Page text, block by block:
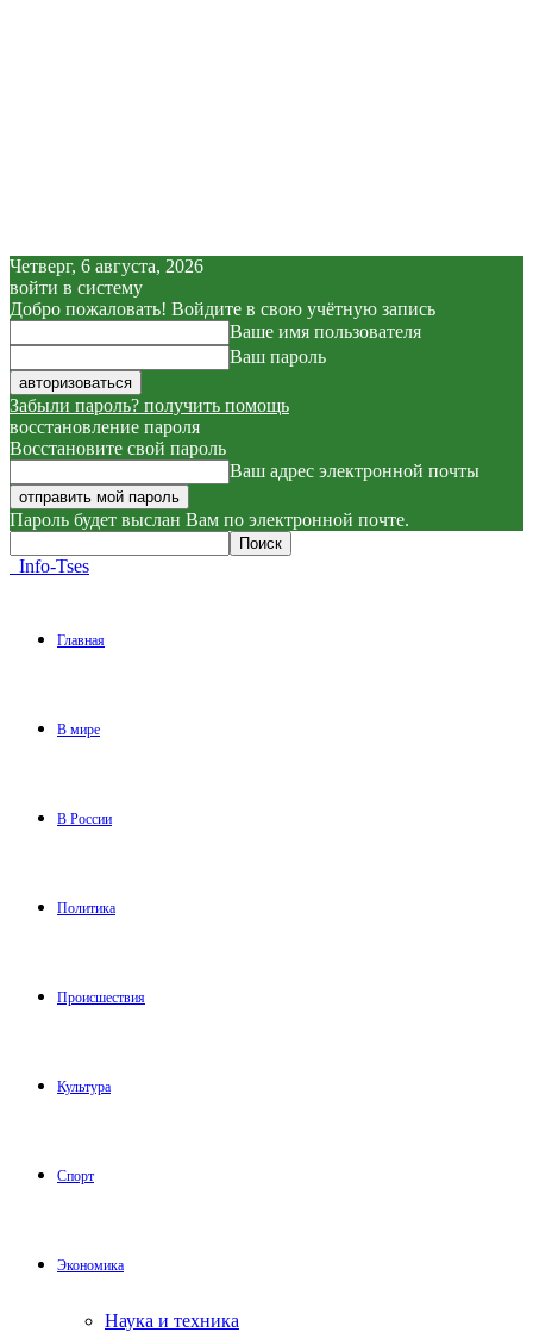
Четверг, 6 августа, 2026
войти в систему
Добро пожаловать! Войдите в свою учётную запись
Ваше имя пользователя
Ваш пароль
Забыли пароль? получить помощь
восстановление пароля
Восстановите свой пароль
Ваш адрес электронной почты
Пароль будет выслан Вам по электронной почте.
Info-Tses
Главная
В мире
В России
Политика
Происшествия
Культура
Спорт
Экономика
Наука и техника